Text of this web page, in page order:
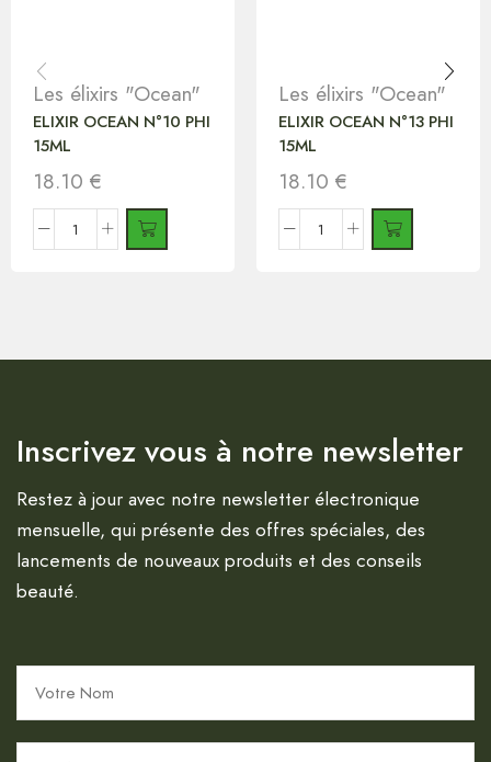
Les élixirs "Ocean"
ELIXIR OCEAN N°10 PHI
15ML
18.10 €
Les élixirs "Ocean"
ELIXIR OCEAN N°13 PHI
15ML
18.10 €
Inscrivez vous à notre newsletter
Restez à jour avec notre newsletter électronique
mensuelle, qui présente des offres spéciales, des
lancements de nouveaux produits et des conseils
beauté.